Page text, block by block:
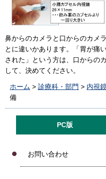
鼻からのカメラと口からのカメ
とに違いかあります。「胃が痛
された」という方は、口からの
して、決めてください。
ホーム > 診療科・部門 > 内視
備
PC版
お問い合わせ